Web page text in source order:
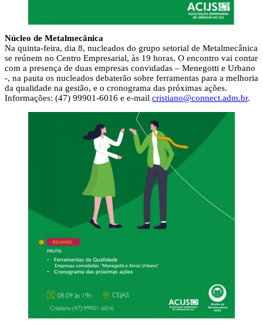
Núcleo de Metalmecânica
Na quinta-feira, dia 8, nucleados do grupo setorial de Metalmecânica
se reúnem no Centro Empresarial, às 19 horas. O encontro vai contar
com a presença de duas empresas convidadas – Menegotti e Urbano
-, na pauta os nucleados debaterão sobre ferramentas para a melhoria
da qualidade na gestão, e o cronograma das próximas ações.
Informações: (47) 99901-6016 e e-mail cristiano@connect.adm.br.